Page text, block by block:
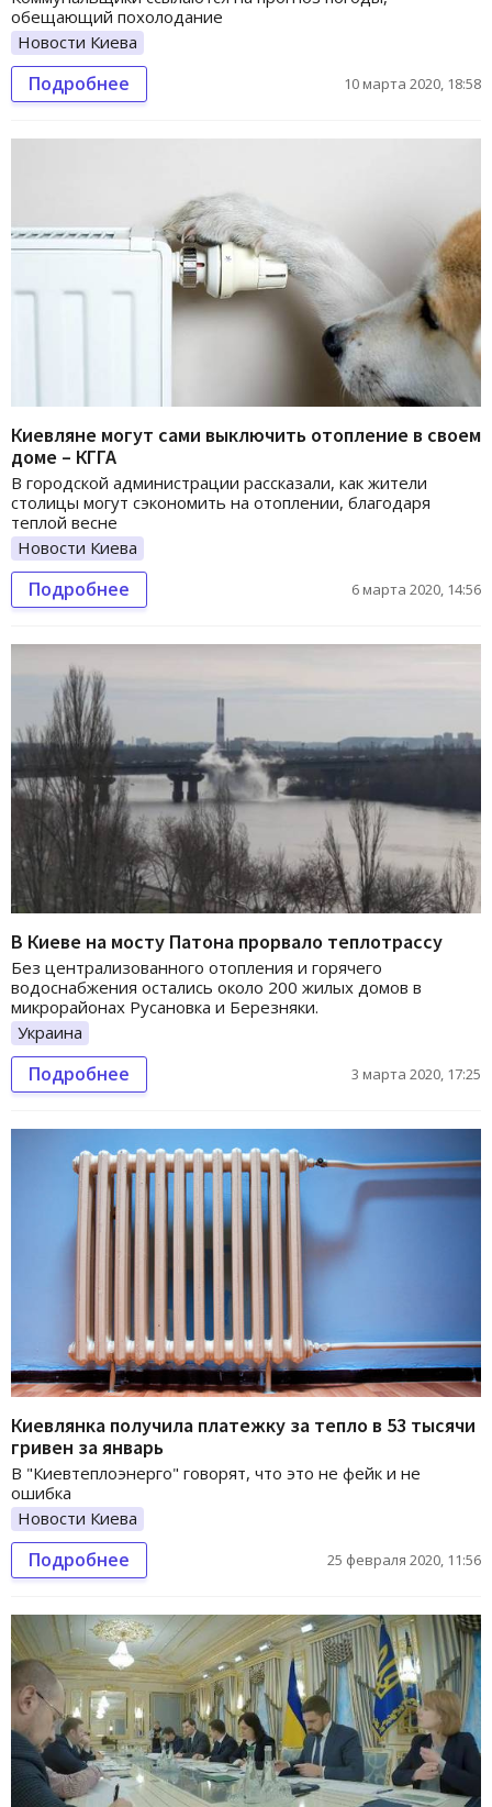
обещающий похолодание
Новости Киева
Подробнее 10 марта 2020, 18:58
Киевляне могут сами выключить отопление в своем
доме – КГГА
В городской администрации рассказали, как жители
столицы могут сэкономить на отоплении, благодаря
теплой весне
Новости Киева
Подробнее 6 марта 2020, 14:56
В Киеве на мосту Патона прорвало теплотрассу
Без централизованного отопления и горячего
водоснабжения остались около 200 жилых домов в
микрорайонах Русановка и Березняки.
Украина
Подробнее 3 марта 2020, 17:25
Киевлянка получила платежку за тепло в 53 тысячи
гривен за январь
В "Киевтеплоэнерго" говорят, что это не фейк и не
ошибка
Новости Киева
Подробнее 25 февраля 2020, 11:56